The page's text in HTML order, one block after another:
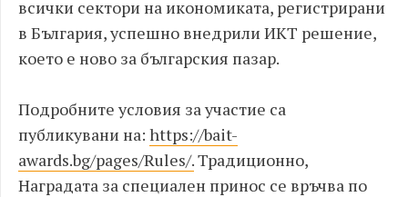
всички сектори на икономиката, регистрирани
в България, успешно внедрили ИКТ решение,
което е ново за българския пазар.
Подробните условия за участие са
публикувани на: https://bait-
awards.bg/pages/Rules/.Традиционно,
Наградата за специален принос се връчва по